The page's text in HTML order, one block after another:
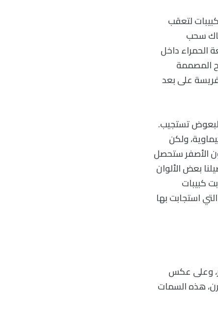
لتعقب
سحب
الحمراء داخل
المصممة
على بعد
تستجيب.
ولكن
الأصفر ستحصل
بعض الألوان
كبيبات
استجابت بها
وعلى عكس
هذه السمات